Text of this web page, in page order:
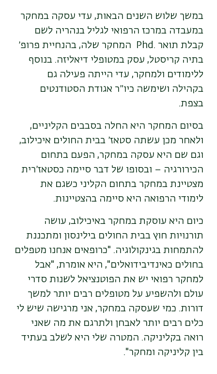
במשך שלוש השנים הבאות, עדי עסקה במחקר
במעבדה במרכז הרפואי לגליל בנהריה לשם
קבלת תואר .Phd
המחקר שלה, בהנחיית פרופ׳
בתיה קריסטל, עסק במטופלי דיאליזה. בנוסף
ללימודים ולמחקר, עדי הייתה פעילה גם
בקהילה ושימשה כיו״ר אגודת הסטודנטים
בצפת.
בסיום המחקר היא החלה בסבבים הקליניים,
ולאחר מכן עשתה סטאז׳ בבית החולים איכילוב,
וגם שם היא עסקה במחקר, הפעם בתחום
הכירורגיה – ובסופו של דבר סיימה כסטאז׳רית
מצטיינת במחקר בתחום הקליני כשגם את
לימודי הרפואה היא סיימה בהצטיינות.
כיום היא עוסקת במחקר באיכילוב, עושה
תורנויות חוץ בבית החולים בילינסון ומתכננת
להתמחות בגינקולוגיה. "כרופאים אנחנו מטפלים
בחולים כאינדיבידואלים", היא אומרת, "אבל
למחקר רפואי יש את הפוטנציאל לשנות סדרי
עולם ולהשפיע על מטופלים רבים יותר למשך
דורות. כמי שעסקה במחקר, אני מרגישה שיש לי
כלים רבים יותר לאבחן ולתרגם את מה שאני
רואה בקליניקה. המטרה שלי היא לשלב בעתיד
בין קליניקה ומחקר".